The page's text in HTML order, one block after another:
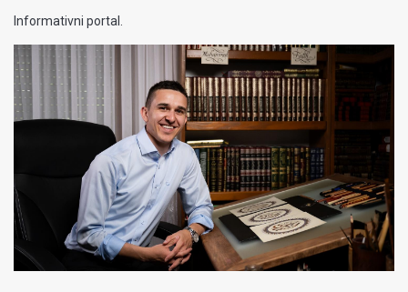
Informativni portal.